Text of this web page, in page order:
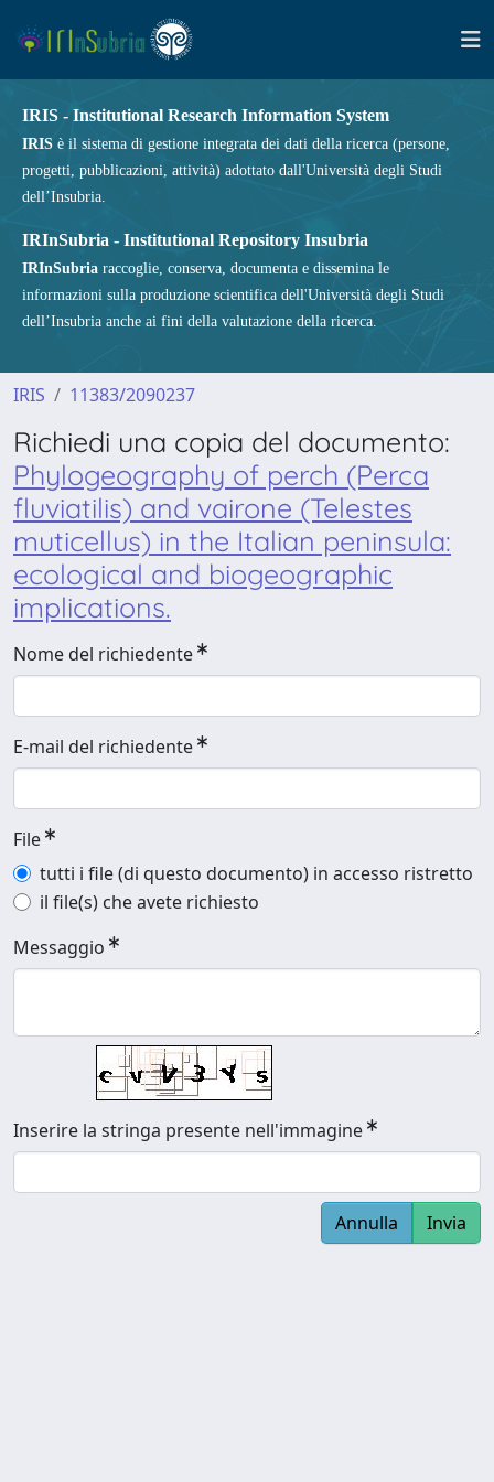
IRIS - Institutional Research Information System
IRIS è il sistema di gestione integrata dei dati della ricerca (persone,
progetti, pubblicazioni, attività) adottato dall'Università degli Studi
dell’Insubria.
IRInSubria - Institutional Repository Insubria
IRInSubria raccoglie, conserva, documenta e dissemina le
informazioni sulla produzione scientifica dell'Università degli Studi
dell’Insubria anche ai fini della valutazione della ricerca.
IRIS 11383/2090237
Richiedi una copia del documento:
Phylogeography of perch (Perca
fluviatilis) and vairone (Telestes
muticellus) in the Italian peninsula:
ecological and biogeographic
implications.
Nome del richiedente
E-mail del richiedente
File
tutti i file (di questo documento) in accesso ristretto
il file(s) che avete richiesto
Messaggio
Inserire la stringa presente nell'immagine
Annulla Invia